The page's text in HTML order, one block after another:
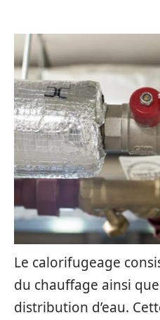
Le calorifugeage
du chauffage ainsi
distribution d’eau.